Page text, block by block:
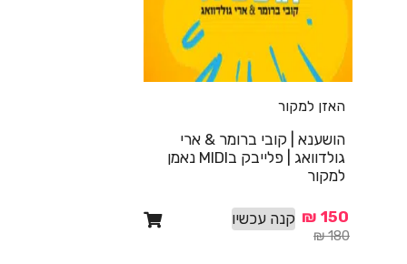
האזן למקור
הושענא | קובי ברומר & ארי
גולדוואג | פלייבק בMIDI נאמן
למקור
₪180
₪ 150 קנה עכשיו